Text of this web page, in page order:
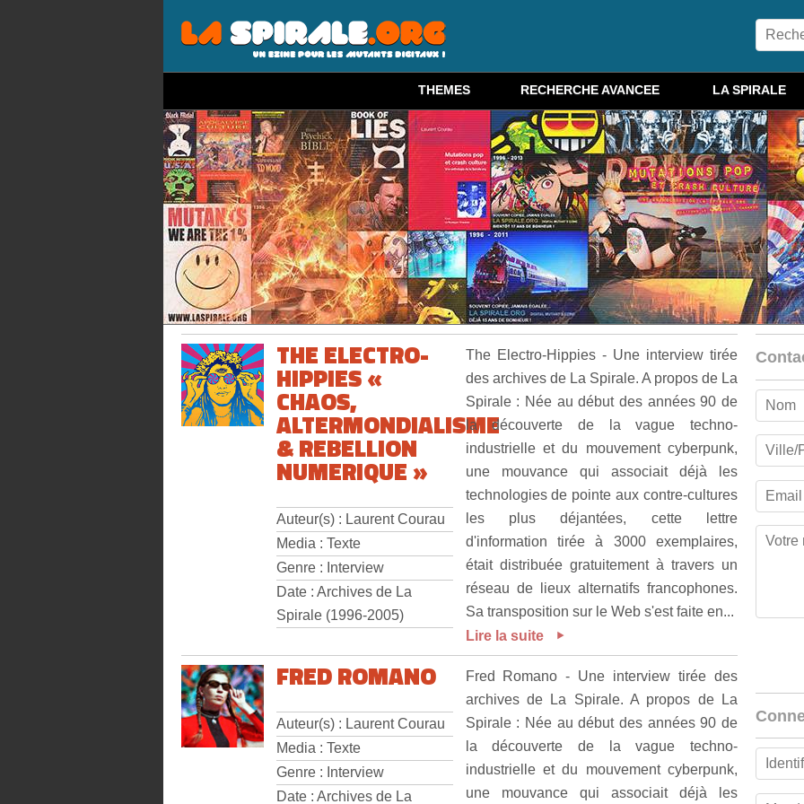
THEMES RECHERCHE AVANCEE LA SPIRALE
THE ELECTRO-
HIPPIES «
CHAOS,
ALTERMONDIALISME
& REBELLION
NUMERIQUE »
Auteur(s) : Laurent Courau
Media : Texte
Genre : Interview
Date : Archives de La
Spirale (1996-2005)
The Electro-Hippies - Une interview tirée
des archives de La Spirale. A propos de La
Spirale : Née au début des années 90 de
la découverte de la vague techno-
industrielle et du mouvement cyberpunk,
une mouvance qui associait déjà les
technologies de pointe aux contre-cultures
les plus déjantées, cette lettre
d'information tirée à 3000 exemplaires,
était distribuée gratuitement à travers un
réseau de lieux alternatifs francophones.
Sa transposition sur le Web s'est faite en...
Lire la suite
FRED ROMANO
Auteur(s) : Laurent Courau
Media : Texte
Genre : Interview
Date : Archives de La
Fred Romano - Une interview tirée des
archives de La Spirale. A propos de La
Spirale : Née au début des années 90 de
la découverte de la vague techno-
industrielle et du mouvement cyberpunk,
une mouvance qui associait déjà les